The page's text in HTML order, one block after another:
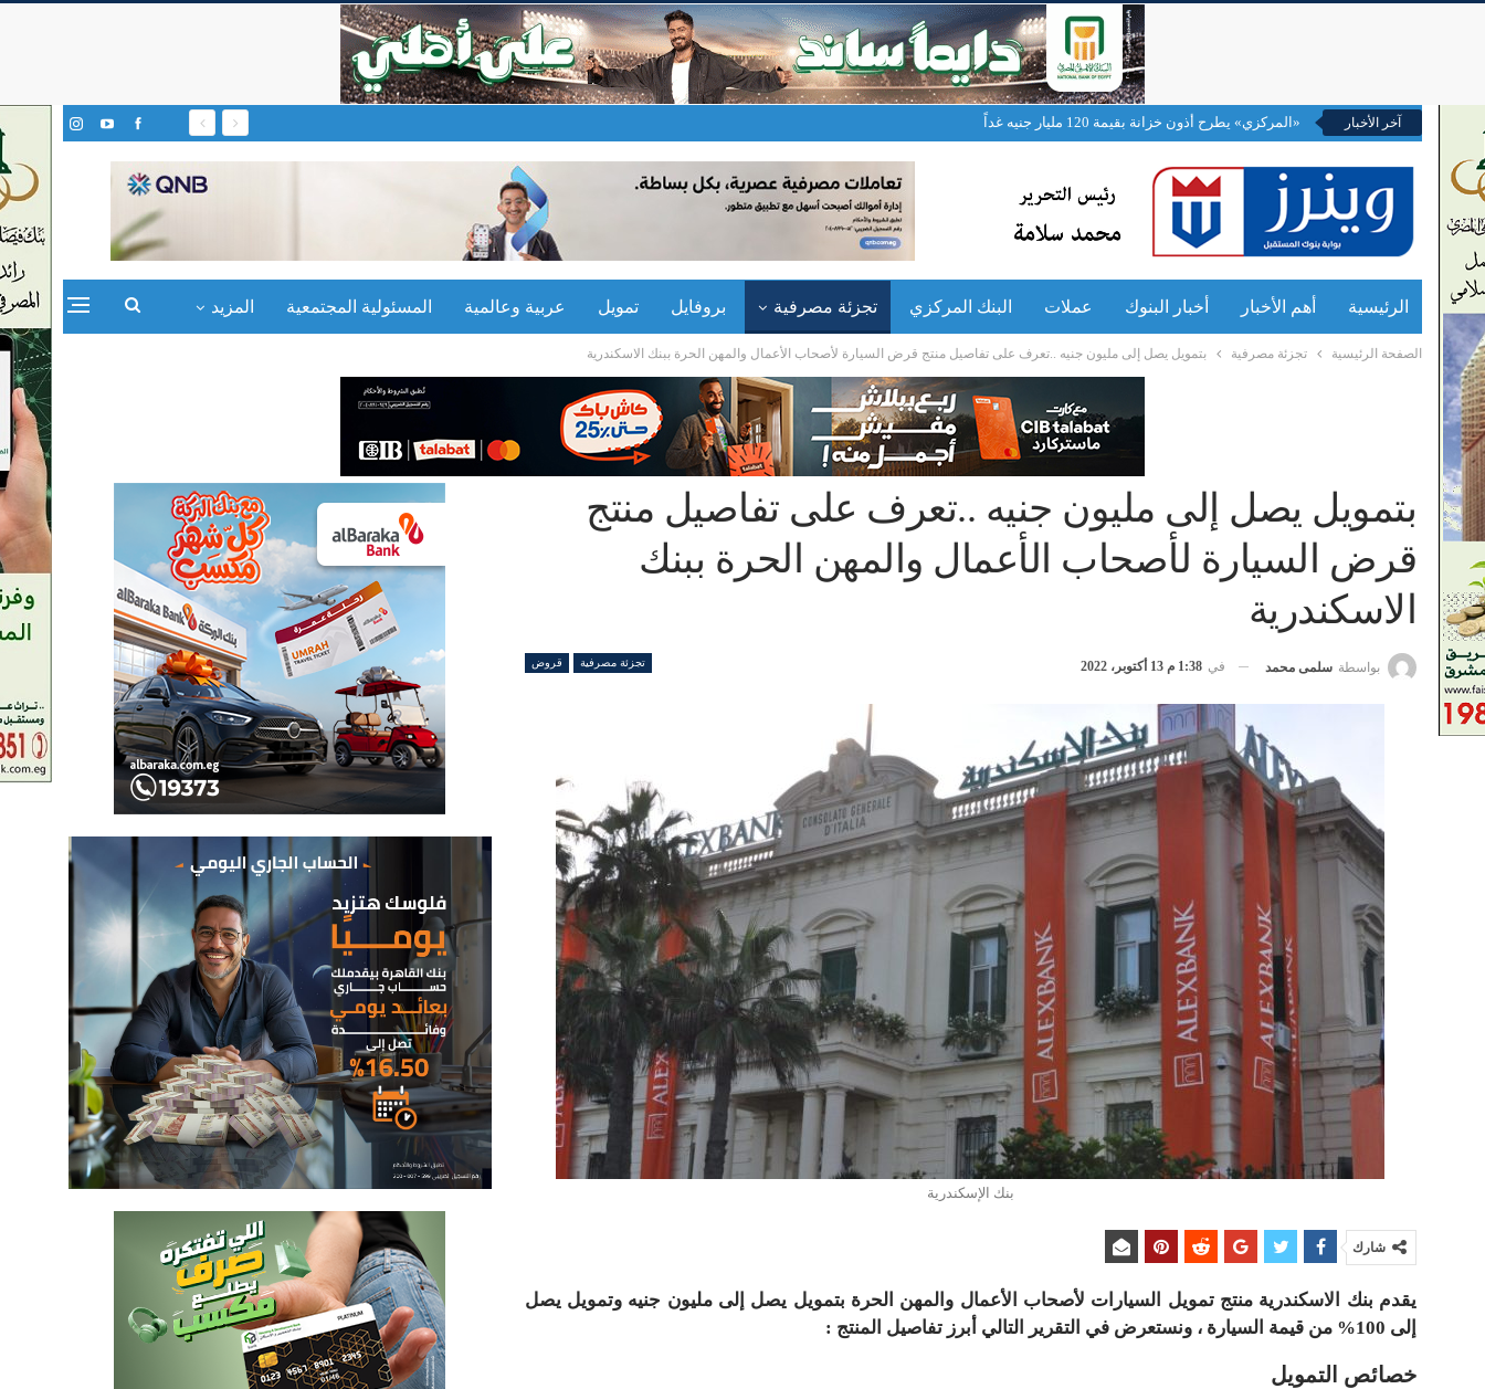
آخر الأخبار «المركزي» يطرح أذون خزانة بقيمة 120 مليار جنيه غداً
الرئيسية أهم الأخبار أخبار البنوك عملات البنك المركزي تجزئة مصرفية بروفايل تمويل عربية وعالمية المسئولية المجتمعية المزيد
الصفحة الرئيسية تجزئة مصرفية بتمويل يصل إلى مليون جنيه ..تعرف على تفاصيل منتج قرض السيارة لأصحاب الأعمال والمهن الحرة ببنك الاسكندرية
بتمويل يصل إلى مليون جنيه ..تعرف على تفاصيل منتج
قرض السيارة لأصحاب الأعمال والمهن الحرة ببنك
الاسكندرية
تجزئة مصرفية قروض بواسطة سلمى محمد في 1:38 م 13 أكتوبر، 2022
بنك الإسكندرية
شارك
يقدم بنك الاسكندرية منتج تمويل السيارات لأصحاب الأعمال والمهن الحرة بتمويل يصل إلى مليون جنيه وتمويل يصل
إلى 100% من قيمة السيارة ، ونستعرض في التقرير التالي أبرز تفاصيل المنتج :
خصائص التمويل